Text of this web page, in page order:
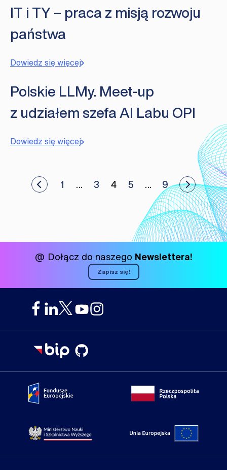
IT i TY – praca z misją rozwoju
państwa
Dowiedz się więcej
Polskie LLMy. Meet-up
z udziałem szefa AI Labu OPI
Dowiedz się więcej
wpisów
artykuły 1 … 3 4 5 … 9 Zobacz
@ Dołącz do naszego Newslettera!
Zapisz się!
Portal Fundusze Europejskie Portal
Strona Ministerstwa Nauki i Szkolnictwa WyższegoPortal